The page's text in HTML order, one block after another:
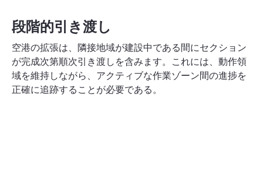
段階的引き渡し
空港の拡張は、隣接地域が建設中である間にセクション
が完成次第順次引き渡しを含みます。これには、動作領
域を維持しながら、アクティブな作業ゾーン間の進捗を
正確に追跡することが必要である。